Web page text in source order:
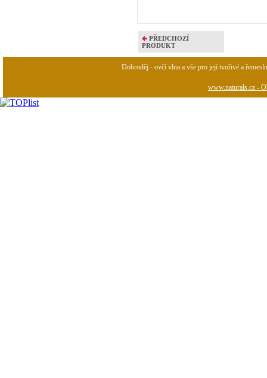
PŘEDCHOZÍ
PRODUKT
Dobroděj - ovčí vlna a vše pro její tvořivé a
www.naturals.cz -